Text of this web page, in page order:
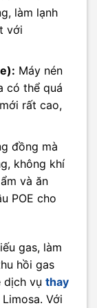
làm lạnh
với
Máy nén
có thể quá
rất cao,
đồng mà
không khí
và ăn
POE cho
gas, làm
hồi gas
dịch vụ thay
Với